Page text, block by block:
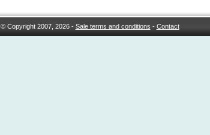
© Copyright 2007, 2026 - Sale terms and conditions - Contact